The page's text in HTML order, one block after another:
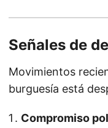
Señales de
Movimientos
burguesía está
Compromiso